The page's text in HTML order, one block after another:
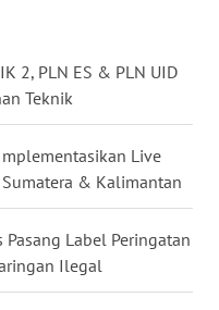
2, PLN ES & PLN UID
Teknik
Live
& Kalimantan
Label Peringatan
Ilegal